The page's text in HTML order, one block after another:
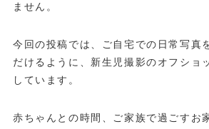
ません。
今回の投稿では、ご自宅での日常写真
だけるように、新生児撮影のオフショ
しています。
赤ちゃんとの時間、ご家族で過ごすお